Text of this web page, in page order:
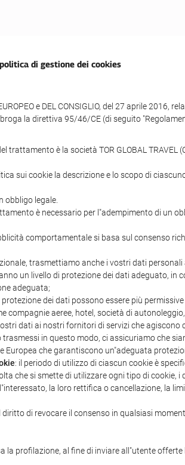
politica di gestione dei cookies
e DEL CONSIGLIO, del 27 aprile 2016,
la direttiva 95/46/CE (di seguito
trattamento è la società TOR GLOBAL TRAVEL
sui cookie la descrizione e lo scopo di
obbligo legale.
è necessario per l"adempimento di un
comportamentale si basa sul consenso
trasmettiamo anche i vostri dati personali
un livello di protezione dei dati adeguato, in
adeguata;
dei dati possono essere più
aeree, hotel, società di
dati ai nostri fornitori di servizi che
in questo modo, ci assicuriamo che
che garantiscono un"adeguata
: il periodo di utilizzo di ciascun cookie è
che si smette di utilizzare ogni tipo di cookie,
la loro rettifica o cancellazione, la
di revocare il consenso in qualsiasi
profilazione, al fine di inviare all"utente